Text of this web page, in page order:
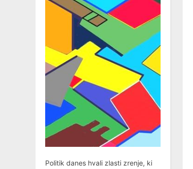
Politik danes hvali zlasti zrenje, ki